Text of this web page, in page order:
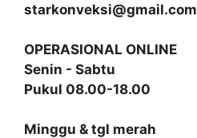
starkonveksi@gmail.com
OPERASIONAL ONLINE
Senin - Sabtu
Pukul 08.00-18.00
Minggu & tgl merah